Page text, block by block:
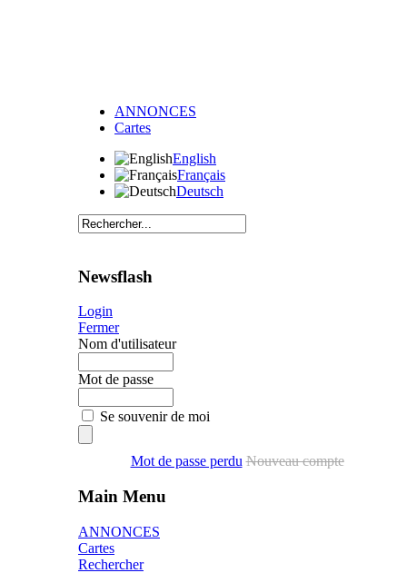
ANNONCES
Cartes
English
Français
Deutsch
Newsflash
Login
Fermer
Nom d'utilisateur
Mot de passe
Se souvenir de moi
Mot de passe perdu Nouveau compte
Main Menu
ANNONCES
Cartes
Rechercher